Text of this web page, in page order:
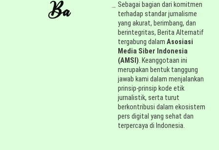
Sebagai bagian dari komitmen
terhadap standar jurnalisme
yang akurat, berimbang, dan
berintegritas, Berita Alternatif
tergabung dalamAsosiasi
Media Siber Indonesia
(AMSI). Keanggotaan ini
merupakan bentuk tanggung
jawab kami dalam menjalankan
prinsip-prinsip kode etik
jurnalistik, serta turut
berkontribusi dalam ekosistem
pers digital yang sehat dan
terpercaya di Indonesia.